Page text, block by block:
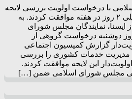
با درخواست اولویت بررسی لایحه
کاهش ساعت کاری و تعطیلی ۲ روز در هفته موافقت کردند. به
ایسنا، نمایندگان مجلس شورای
دوشنبه درخواست گروهی از
گزارش کمیسیون اجتماعی
ماده ۸۷ قانون مدیریت خدمات کشوری را بررسی
این لایحه موافقت کردند.
مجلس شورای اسلامی ضمن […]